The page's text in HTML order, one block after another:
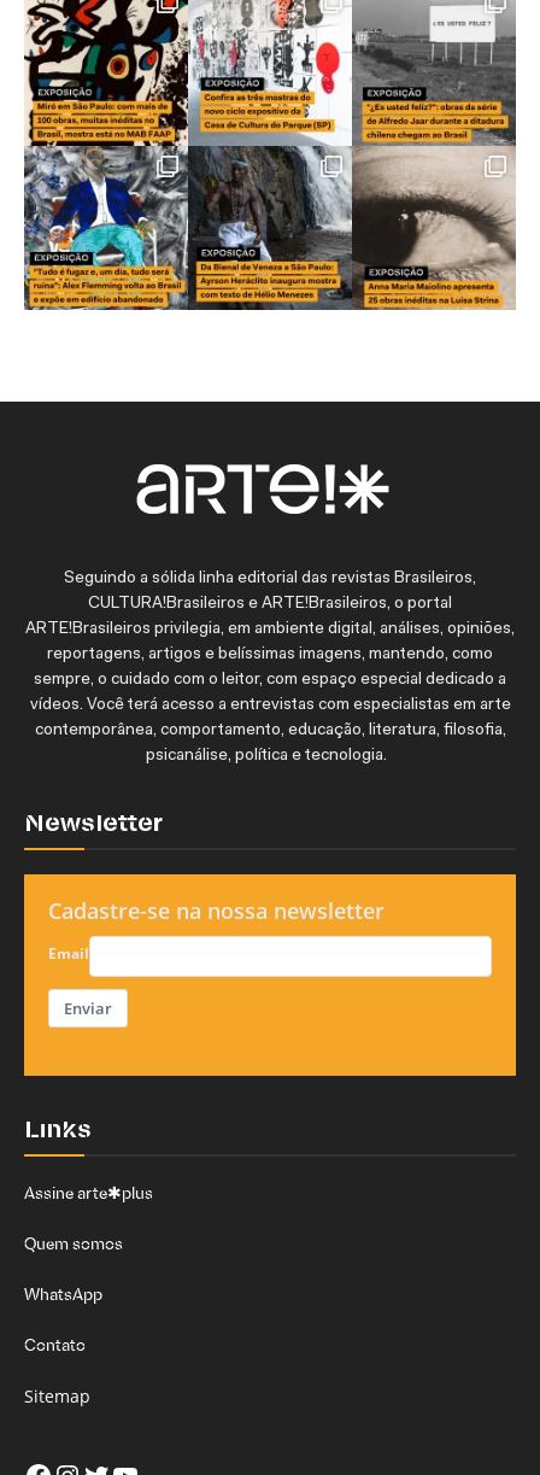
Seguindo a sólida linha editorial das revistas Brasileiros,
CULTURA!Brasileiros e ARTE!Brasileiros, o portal
ARTE!Brasileiros privilegia, em ambiente digital, análises, opiniões,
reportagens, artigos e belíssimas imagens, mantendo, como
sempre, o cuidado com o leitor, com espaço especial dedicado a
vídeos. Você terá acesso a entrevistas com especialistas em arte
contemporânea, comportamento, educação, literatura, filosofia,
psicanálise, política e tecnologia.
Newsletter
Cadastre-se na nossa newsletter
Email
Enviar
Links
Assine arte✱plus
Quem somos
WhatsApp
Contato
Sitemap